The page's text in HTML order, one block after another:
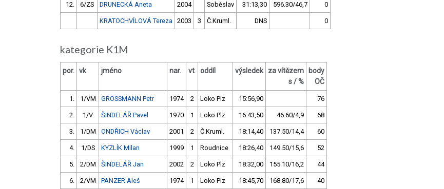
12. 6/ZS DRUNECKÁ Aneta 2004 Soběslav 31:13,30 596.30/46,7 0
KRATOCHVÍLOVÁ Tereza 2003 3 Č.Kruml. DNS 0
kategorie K1M
por. vk jméno nar. vt oddíl výsledek
za vítězem
s / %
body
OČ
1. 1/VM GROSSMANN Petr 1974 2 Loko Plz 15:56,90 76
2. 1/V ŠINDELÁŘ Pavel 1970 1 Loko Plz 16:43,50 46.60/4,9 68
3. 1/DM ONDŘICH Václav 2001 2 Č.Kruml. 18:14,40 137.50/14,4 60
4. 1/DS KYZLÍK Milan 1999 1 Roudnice 18:26,40 149.50/15,6 52
5. 2/DM ŠINDELÁŘ Jan 2002 2 Loko Plz 18:32,00 155.10/16,2 44
6. 2/VM PANZER Aleš 1974 1 Loko Plz 18:45,70 168.80/17,6 40